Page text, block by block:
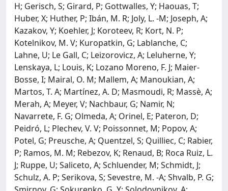
H; Gerisch, S; Girard, P; Gottwalles, Y; Haouas, T;
Huber, X; Huther, P; Ibán, M. R; Joly, L. -M; Joseph, A;
Kazakov, Y; Koehler, J; Koroteev, R; Kort, N. P;
Kotelnikov, M. V; Kuropatkin, G; Lablanche, C;
Lahne, U; Le Gall, C; Leizorovicz, A; Leluherne, Y;
Lenskaya, L; Louis, K; Lozano Moreno, F. J; Maier-
Bosse, I; Mairal, O. M; Mallem, A; Manoukian, A;
Martos, T. A; Martínez, A. D; Masmoudi, R; Massè, A;
Merah, A; Meyer, V; Nachbaur, G; Namir, N;
Navarrete, F. G; Olmeda, A; Orinel, E; Pateron, D;
Peidró, L; Plechev, V. V; Poissonnet, M; Popov, A;
Potel, G; Preusche, A; Quentzel, S; Quilliec, C; Rabier,
P; Ramos, M. M; Rebezov, K; Renaud, B; Roca Ruiz, L.
J; Ruppe, U; Saliceto, A; Schluender, M; Schmidt, J;
Schulz, A. P; Serikova, S; Sevestre, M. -A; Shvalb, P. G;